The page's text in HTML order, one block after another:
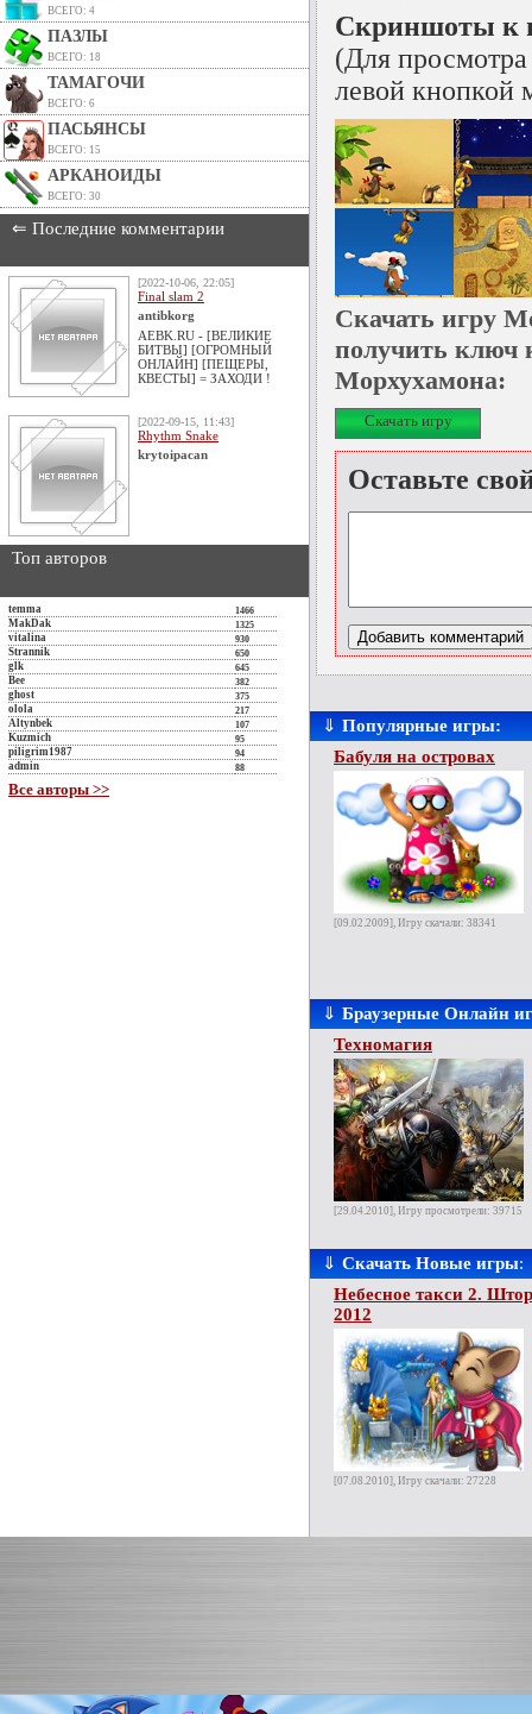
ВСЕГО: 4
ПАЗЛЫ
ВСЕГО: 18
ТАМАГОЧИ
ВСЕГО: 6
ПАСЬЯНСЫ
ВСЕГО: 15
АРКАНОИДЫ
ВСЕГО: 30
⇐ Последние комментарии
[2022-10-06, 22:05]
Final slam 2
antibkorg
AEBK.RU - [ВЕЛИКИЕ
БИТВЫ] [ОГРОМНЫЙ
ОНЛАЙН] [ПЕЩЕРЫ,
КВЕСТЫ] = ЗАХОДИ !
[2022-09-15, 11:43]
Rhythm Snake
krytoipacan
Топ авторов
temma 1466
MakDak 1325
vitalina 930
Strannik 650
glk 645
Bee 382
ghost 375
olola 217
Altynbek 107
Kuzmich 95
piligrim1987 94
admin 88
Все авторы >>
Скриншоты к
(Для
левой кнопкой
Скачать игру
получить ключ
Морхухамона:
Скачать игру
Оставьте
⇓ Популярные игры:
Бабуля на островах
[09.02.2009], Игру скачали: 38341
⇓ Браузерные Онлайн
Техномагия
[29.04.2010], Игру просмотрели: 39715
⇓ Скачать Новые игры:
Небесное такси 2.
2012
[07.08.2010], Игру скачали: 27228